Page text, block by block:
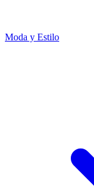
Moda y Estilo